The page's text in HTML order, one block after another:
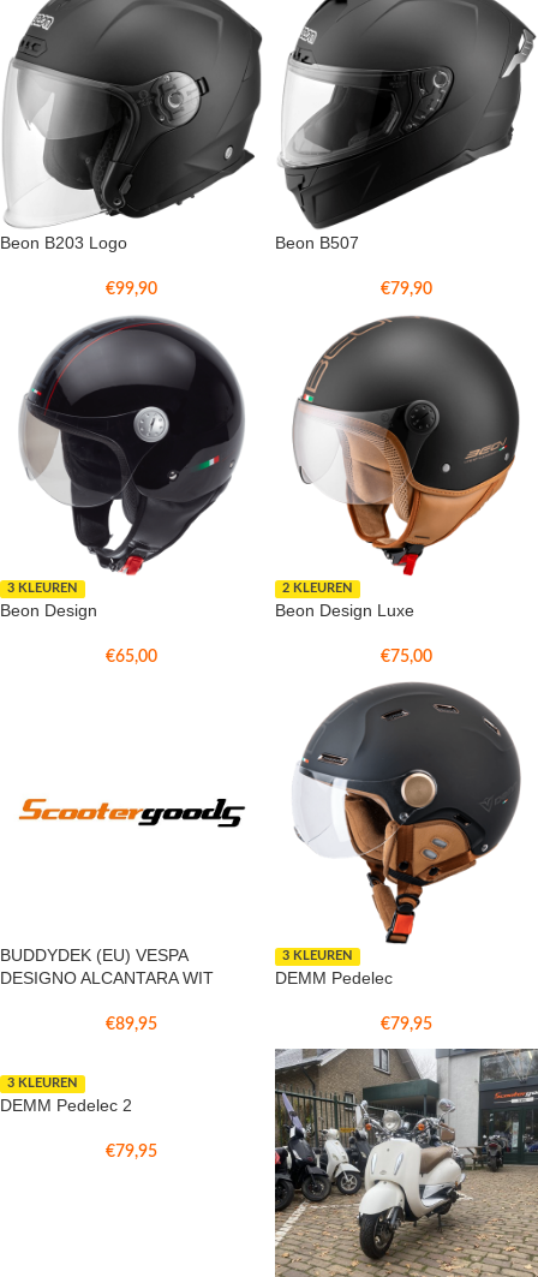
Beon B203 Logo
€99,90
Beon B507
€79,90
3 KLEUREN
Beon Design
€65,00
2 KLEUREN
Beon Design Luxe
€75,00
BUDDYDEK (EU) VESPA
DESIGNO ALCANTARA WIT
€89,95
3 KLEUREN
DEMM Pedelec
€79,95
3 KLEUREN
DEMM Pedelec 2
€79,95